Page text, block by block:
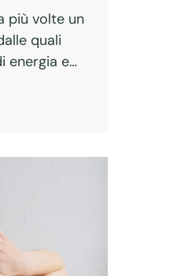
più volte un
quali
energia e